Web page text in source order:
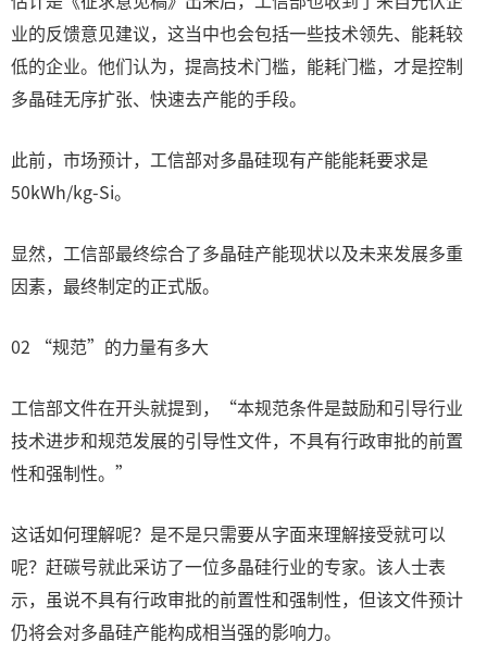
业的反馈意见建议，这当中也会包括一些技术领先、能耗较
低的企业。他们认为，提高技术门槛，能耗门槛，才是控制
多晶硅无序扩张、快速去产能的手段。
此前，市场预计，工信部对多晶硅现有产能能耗要求是
50kWh/kg-Si。
显然，工信部最终综合了多晶硅产能现状以及未来发展多重
因素，最终制定的正式版。
02 “规范”的力量有多大
工信部文件在开头就提到，“本规范条件是鼓励和引导行业
技术进步和规范发展的引导性文件，不具有行政审批的前置
性和强制性。”
这话如何理解呢？是不是只需要从字面来理解接受就可以
呢？赶碳号就此采访了一位多晶硅行业的专家。该人士表
示，虽说不具有行政审批的前置性和强制性，但该文件预计
仍将会对多晶硅产能构成相当强的影响力。